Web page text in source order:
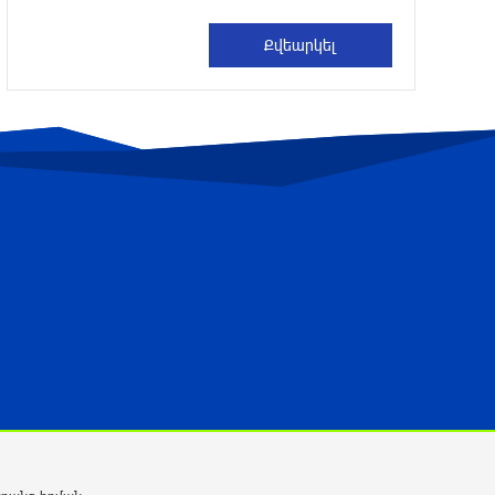
հանրապետականները կարող են
պարտվել Կոնգրեսի միջանկյալ